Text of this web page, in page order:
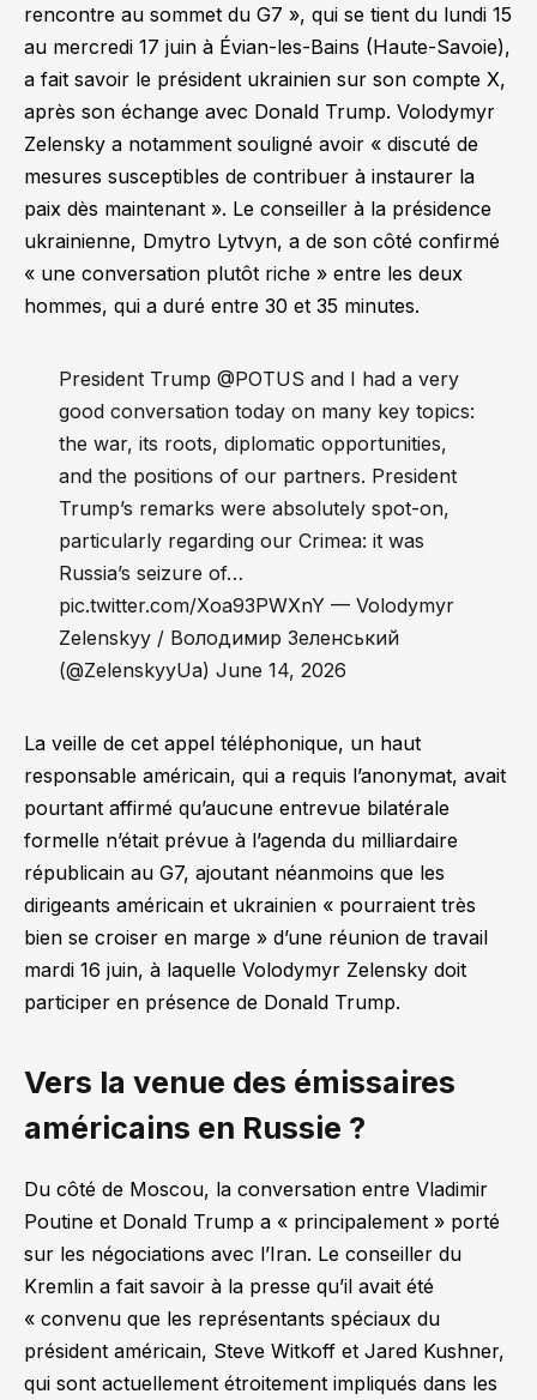
rencontre au sommet du G7 », qui se tient du lundi 15
au mercredi 17 juin à Évian-les-Bains (Haute-Savoie),
a fait savoir le président ukrainien sur son compte X,
après son échange avec Donald Trump. Volodymyr
Zelensky a notamment souligné avoir « discuté de
mesures susceptibles de contribuer à instaurer la
paix dès maintenant ». Le conseiller à la présidence
ukrainienne, Dmytro Lytvyn, a de son côté confirmé
« une conversation plutôt riche » entre les deux
hommes, qui a duré entre 30 et 35 minutes.
President Trump @POTUS and I had a very
good conversation today on many key topics:
the war, its roots, diplomatic opportunities,
and the positions of our partners. President
Trump’s remarks were absolutely spot-on,
particularly regarding our Crimea: it was
Russia’s seizure of…
pic.twitter.com/Xoa93PWXnY — Volodymyr
Zelenskyy / Володимир Зеленський
(@ZelenskyyUa) June 14, 2026
La veille de cet appel téléphonique, un haut
responsable américain, qui a requis l’anonymat, avait
pourtant affirmé qu’aucune entrevue bilatérale
formelle n’était prévue à l’agenda du milliardaire
républicain au G7, ajoutant néanmoins que les
dirigeants américain et ukrainien « pourraient très
bien se croiser en marge » d’une réunion de travail
mardi 16 juin, à laquelle Volodymyr Zelensky doit
participer en présence de Donald Trump.
Vers la venue des émissaires
américains en Russie ?
Du côté de Moscou, la conversation entre Vladimir
Poutine et Donald Trump a « principalement » porté
sur les négociations avec l’Iran. Le conseiller du
Kremlin a fait savoir à la presse qu’il avait été
« convenu que les représentants spéciaux du
président américain, Steve Witkoff et Jared Kushner,
qui sont actuellement étroitement impliqués dans les